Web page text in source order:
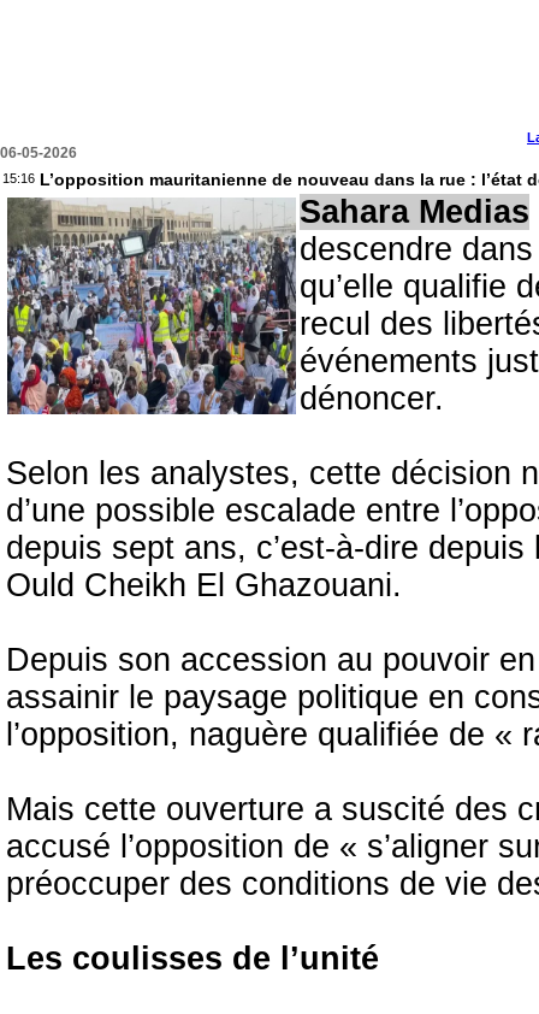
06-05-2026
15:16 L’opposition mauritanienne de nouveau dans la rue : l’état
Sahara Medias
descendre
qu’elle qualifie
recul des
événements
dénoncer.
Selon les analystes, cette décision
d’une possible escalade entre
depuis sept ans, c’est-à-dire
Ould Cheikh El Ghazouani.
Depuis son accession au pouvoir
assainir le paysage politique en
l’opposition, naguère qualifiée de «
Mais cette ouverture a suscité des
accusé l’opposition de « s’aligner
préoccuper des conditions de vie
Les coulisses de l’unité